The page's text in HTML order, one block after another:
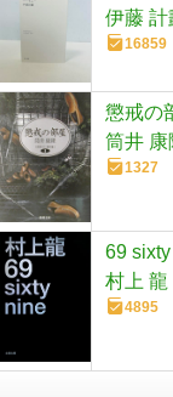
伊藤 計
16859
懲戒の
筒井 康
1327
69
村上 龍
4895